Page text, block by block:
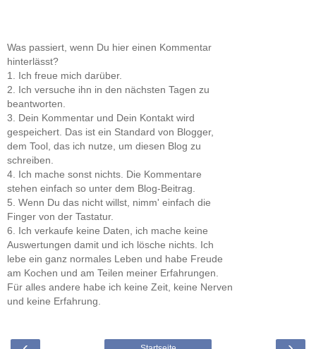
Was passiert, wenn Du hier einen Kommentar
hinterlässt?
1. Ich freue mich darüber.
2. Ich versuche ihn in den nächsten Tagen zu
beantworten.
3. Dein Kommentar und Dein Kontakt wird
gespeichert. Das ist ein Standard von Blogger,
dem Tool, das ich nutze, um diesen Blog zu
schreiben.
4. Ich mache sonst nichts. Die Kommentare
stehen einfach so unter dem Blog-Beitrag.
5. Wenn Du das nicht willst, nimm' einfach die
Finger von der Tastatur.
6. Ich verkaufe keine Daten, ich mache keine
Auswertungen damit und ich lösche nichts. Ich
lebe ein ganz normales Leben und habe Freude
am Kochen und am Teilen meiner Erfahrungen.
Für alles andere habe ich keine Zeit, keine Nerven
und keine Erfahrung.